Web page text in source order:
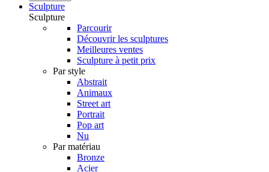
Sculpture
Sculpture
Parcourir
Découvrir les sculptures
Meilleures ventes
Sculpture à petit prix
Par style
Abstrait
Animaux
Street art
Portrait
Pop art
Nu
Par matériau
Bronze
Acier